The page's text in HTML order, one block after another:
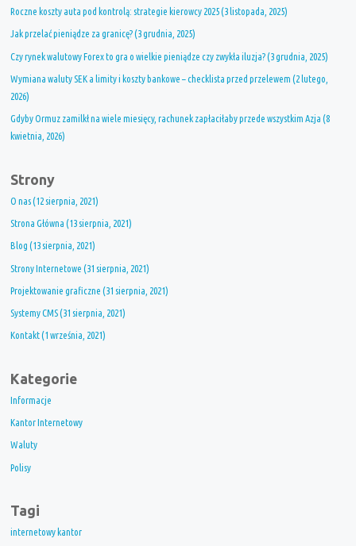
Roczne koszty auta pod kontrolą: strategie kierowcy 2025 (3 listopada, 2025)
Jak przelać pieniądze za granicę? (3 grudnia, 2025)
Czy rynek walutowy Forex to gra o wielkie pieniądze czy zwykła iluzja? (3 grudnia, 2025)
Wymiana waluty SEK a limity i koszty bankowe – checklista przed przelewem (2 lutego,
2026)
Gdyby Ormuz zamilkł na wiele miesięcy, rachunek zapłaciłaby przede wszystkim Azja (8
kwietnia, 2026)
Strony
O nas (12 sierpnia, 2021)
Strona Główna (13 sierpnia, 2021)
Blog (13 sierpnia, 2021)
Strony Internetowe (31 sierpnia, 2021)
Projektowanie graficzne (31 sierpnia, 2021)
Systemy CMS (31 sierpnia, 2021)
Kontakt (1 września, 2021)
Kategorie
Informacje
Kantor Internetowy
Waluty
Polisy
Tagi
internetowy kantor